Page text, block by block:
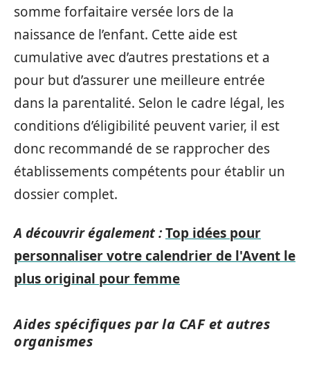
somme forfaitaire versée lors de la
naissance de l’enfant. Cette aide est
cumulative avec d’autres prestations et a
pour but d’assurer une meilleure entrée
dans la parentalité. Selon le cadre légal, les
conditions d’éligibilité peuvent varier, il est
donc recommandé de se rapprocher des
établissements compétents pour établir un
dossier complet.
A découvrir également :Top idées pour
personnaliser votre calendrier de l'Avent le
plus original pour femme
Aides spécifiques par la CAF et autres
organismes